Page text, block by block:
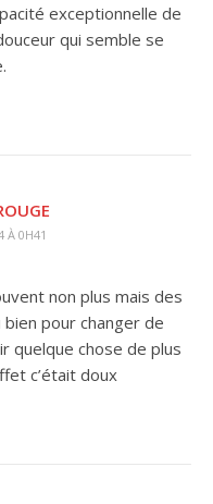
exceptionnelle de
qui semble se
À 0H41
non plus mais des
pour changer de
quelque chose de plus
c’était doux